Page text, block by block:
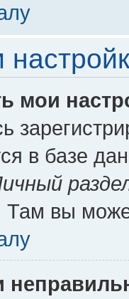
мои
в базе
Там вы